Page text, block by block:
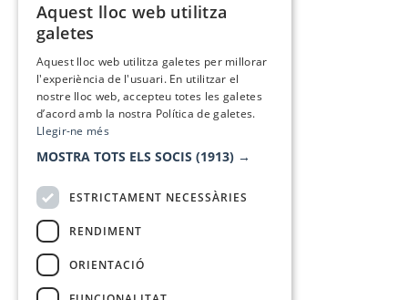
Aquest lloc web utilitza
galetes
Aquest lloc web utilitza galetes per millorar
l'experiència de l'usuari. En utilitzar el
nostre lloc web, accepteu totes les galetes
d’acord amb la nostra Política de galetes.
Llegir-ne més
MOSTRA TOTS ELS SOCIS (1913) →
ESTRICTAMENT NECESSÀRIES
RENDIMENT
ORIENTACIÓ